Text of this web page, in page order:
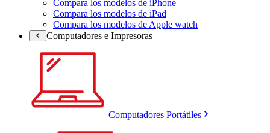
Compara los modelos de iPhone
Compara los modelos de iPad
Compara los modelos de Apple watch
Computadores e Impresoras
Computadores Portátiles